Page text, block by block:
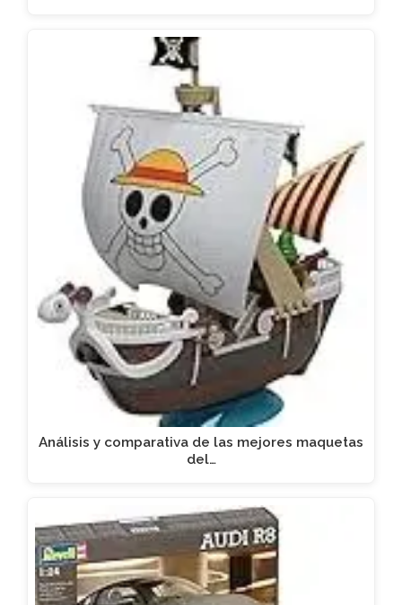
Análisis y comparativa de las mejores maquetas
del…